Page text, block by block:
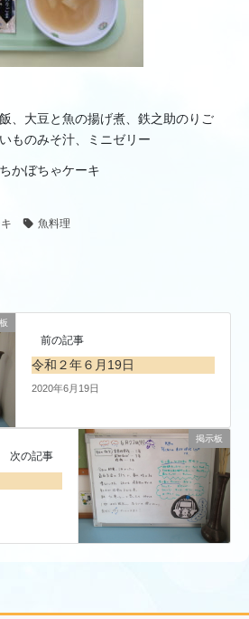
と魚の揚げ煮、鉄之助のりご
ものみそ汁、ミニゼリー
かぼちゃケーキ
魚料理
前の記事
令和２年６月19日
2020年6月19日
掲示板
次の記事